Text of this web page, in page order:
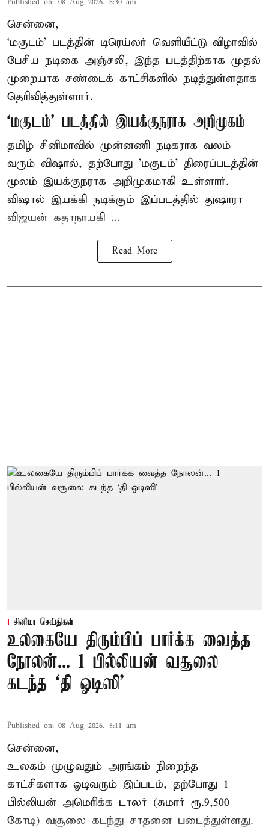
Published on: 08 Aug 2026, 8:30 am
சென்னை,
‘மகுடம்’ படத்தின் டிரெய்லர் வெளியீட்டு விழாவில்
பேசிய நடிகை அஞ்சலி, இந்த படத்திற்காக முதல்
முறையாக சண்டைக் காட்சிகளில் நடித்துள்ளதாக
தெரிவித்துள்ளார்.
‘மகுடம்’ படத்தில் இயக்குநராக அறிமுகம்
தமிழ் சினிமாவில் முன்னணி நடிகராக வலம்
வரும் விஷால், தற்போது 'மகுடம்' திரைப்படத்தின்
மூலம் இயக்குநராக அறிமுகமாகி உள்ளார்.
விஷால் இயக்கி நடிக்கும் இப்படத்தில் துஷாரா
விஜயன் கதாநாயகி ...
Read More
சினிமா செய்திகள்
உலகையே திரும்பிப் பார்க்க வைத்த
நோலன்... 1 பில்லியன் வசூலை
கடந்த ‘தி ஒடிஸி’
Published on: 08 Aug 2026, 8:11 am
சென்னை,
உலகம் முழுவதும் அரங்கம் நிறைந்த
காட்சிகளாக ஓடிவரும் இப்படம், தற்போது 1
பில்லியன் அமெரிக்க டாலர் (சுமார் ரூ.9,500
கோடி) வசூலை கடந்து சாதனை படைத்துள்ளது.